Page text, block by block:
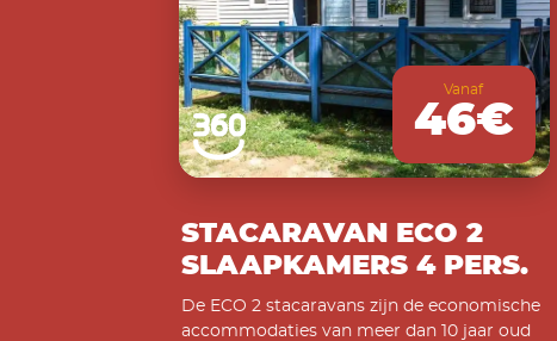
Vanaf
46€
STACARAVAN ECO 2
SLAAPKAMERS 4 PERS.
De ECO 2 stacaravans zijn de economische
accommodaties van meer dan 10 jaar oud